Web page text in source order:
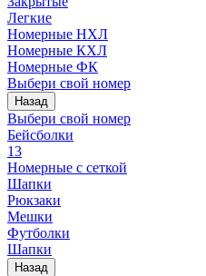
Легкие
Номерные НХЛ
Номерные КХЛ
Номерные ФК
Выбери свой номер
Назад
Выбери свой номер
Бейсболки
13
Номерные с сеткой
Шапки
Рюкзаки
Мешки
Футболки
Шапки
Назад